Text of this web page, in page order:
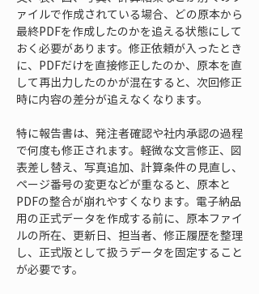
ァイルで作成されている場合、どの原本から
最終PDFを作成したのかを追える状態にして
おく必要があります。修正依頼が入ったとき
に、PDFだけを直接修正したのか、原本を直
して再出力したのかが混在すると、次回修正
時に内容の差分が追えなくなります。
特に報告書は、発注者確認や社内承認の過程
で何度も修正されます。軽微な文言修正、図
表差し替え、写真追加、計算条件の見直し、
ページ番号の変更などが重なると、原本と
PDFの整合が崩れやすくなります。電子納品
用の正式データを作成する前に、原本ファイ
ルの所在、更新日、担当者、修正履歴を整理
し、正式版として扱うデータを固定すること
が必要です。